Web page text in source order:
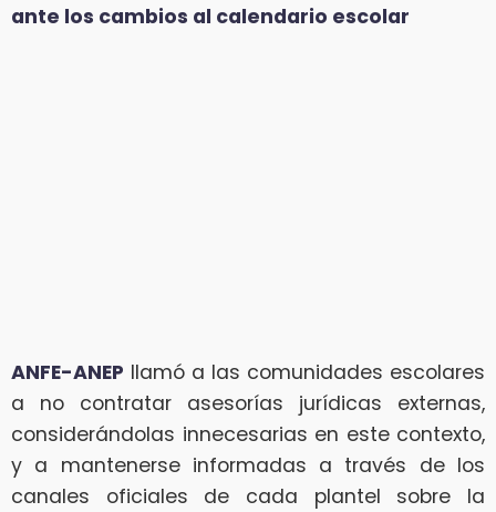
ante los cambios al calendario escolar
ANFE-ANEP llamó a las comunidades escolares
a no contratar asesorías jurídicas externas,
considerándolas innecesarias en este contexto,
y a mantenerse informadas a través de los
canales oficiales de cada plantel sobre la